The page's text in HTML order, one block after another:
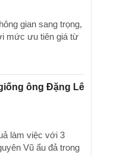
gian sang trọng,
mức ưu tiên giá từ
ông Đặng Lê
làm việc với 3
Vũ ẩu đả trong